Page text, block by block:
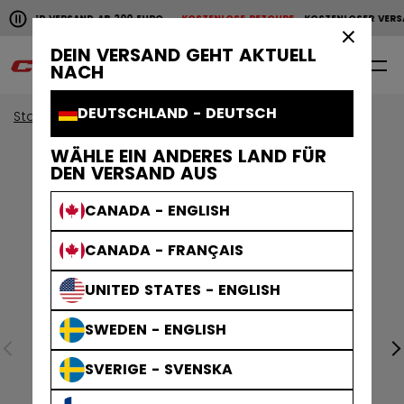
DEIN VERSAND GEHT AKTUELL
NACH
DEUTSCHLAND - DEUTSCH
WÄHLE EIN ANDERES LAND FÜR
DEN VERSAND AUS
CANADA - ENGLISH
CANADA - FRANÇAIS
UNITED STATES - ENGLISH
SWEDEN - ENGLISH
SVERIGE - SVENSKA
Horizontale Bildlaufanimation anhalten.
VERSAND AB 200 EUROKOSTENLOSE RETOURE KOSTENLOSER
KOSTENLOSER VERSAND AB 200 EURO KOSTENLOSE
0
Start Zubehör Eishockey Taschen